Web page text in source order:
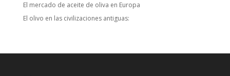
El mercado de aceite de oliva en Europa
El olivo en las civilizaciones antiguas: